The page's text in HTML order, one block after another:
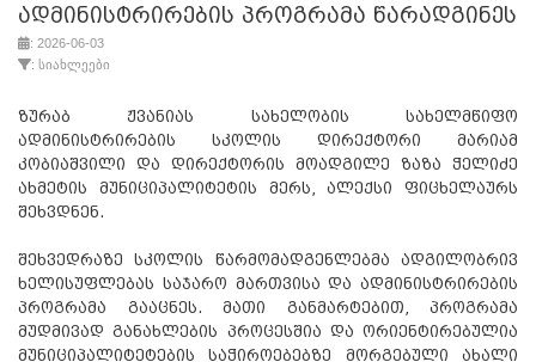
ადმინისტრირების პროგრამა წარადგინეს
: 2026-06-03
: სიახლეები
ზურაბ ჟვანიას სახელობის სახელმწიფო
ადმინისტრირების სკოლის დირექტორი მარიამ
კობიაშვილი და დირექტორის მოადგილე ზაზა ჭელიძე
ახმეტის მუნიციპალიტეტის მერს, ალექსი ფიცხელაურს
შეხვდნენ.
შეხვედრაზე სკოლის წარმომადგენლებმა ადგილობრივ
ხელისუფლებას საჯარო მართვისა და ადმინისტრირების
პროგრამა გააცნეს. მათი განმარტებით, პროგრამა
მუდმივად განახლების პროცესშია და ორიენტირებულია
მუნიციპალიტეტების საჭიროებებზე მორგებული ახალი